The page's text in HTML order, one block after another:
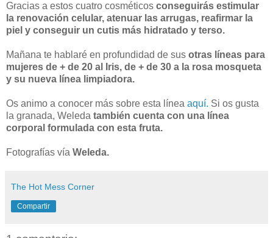
Gracias a estos cuatro cosméticos conseguirás estimular
la renovación celular, atenuar las arrugas, reafirmar la
piel y conseguir un cutis más hidratado y terso.
Mañana te hablaré en profundidad de sus otras líneas para
mujeres de + de 20 al Iris, de + de 30 a la rosa mosqueta
y su nueva línea limpiadora.
Os animo a conocer más sobre esta línea aquí. Si os gusta
la granada, Weleda también cuenta con una línea
corporal formulada con esta fruta.
Fotografías vía Weleda.
The Hot Mess Corner
Compartir